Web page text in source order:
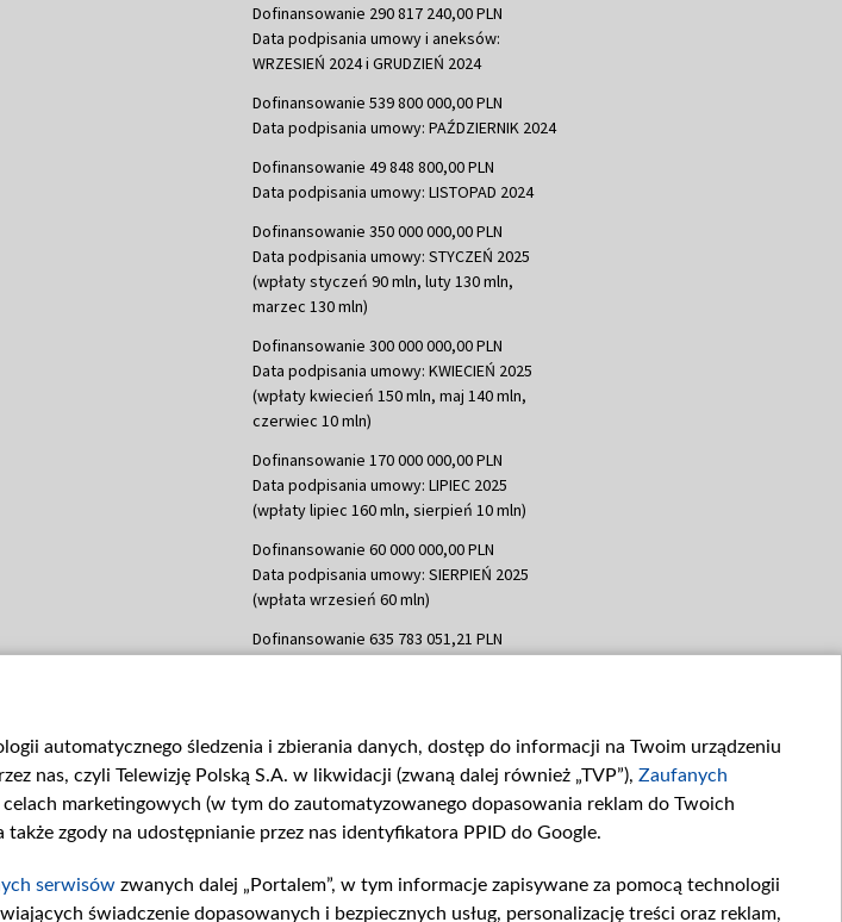
Dofinansowanie 290 817 240,00 PLN
Data podpisania umowy i aneksów:
WRZESIEŃ 2024 i GRUDZIEŃ 2024
Dofinansowanie 539 800 000,00 PLN
Data podpisania umowy: PAŹDZIERNIK 2024
Dofinansowanie 49 848 800,00 PLN
Data podpisania umowy: LISTOPAD 2024
Dofinansowanie 350 000 000,00 PLN
Data podpisania umowy: STYCZEŃ 2025
(wpłaty styczeń 90 mln, luty 130 mln,
marzec 130 mln)
Dofinansowanie 300 000 000,00 PLN
Data podpisania umowy: KWIECIEŃ 2025
(wpłaty kwiecień 150 mln, maj 140 mln,
czerwiec 10 mln)
Dofinansowanie 170 000 000,00 PLN
Data podpisania umowy: LIPIEC 2025
(wpłaty lipiec 160 mln, sierpień 10 mln)
Dofinansowanie 60 000 000,00 PLN
Data podpisania umowy: SIERPIEŃ 2025
(wpłata wrzesień 60 mln)
Dofinansowanie 635 783 051,21 PLN
Dofinansowanie 48 862 000,00 PLN
Data podpisania umowy: GRUDZIEŃ 2025
(wpłata grudzień 60,548 mln)
Dofinansowanie 900 000 000,00 PLN
26 lutego 80 mln, 4 marca 370 mln,8
kwiecień 180 mln, 7 maja 180 mln, 8
automatycznego śledzenia i zbierania danych, dostęp do informacji na Twoim urządzeniu
nas, czyli Telewizję Polską S.A. w likwidacji (zwaną dalej również „TVP”), Zaufanych
celach marketingowych (w tym do zautomatyzowanego dopasowania reklam do Twoich
zgody na udostępnianie przez nas identyfikatora PPID do Google.
serwisów zwanych dalej „Portalem”, w tym informacje zapisywane za pomocą technologii
świadczenie dopasowanych i bezpiecznych usług, personalizację treści oraz reklam,